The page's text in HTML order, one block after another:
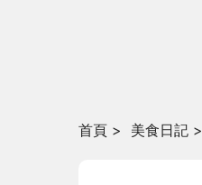
首頁 > 美食日記 >